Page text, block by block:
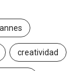
creatividad